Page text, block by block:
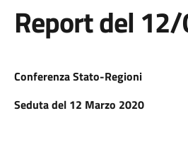
Report del
Conferenza Stato-Regioni
Seduta del 12 Marzo 2020